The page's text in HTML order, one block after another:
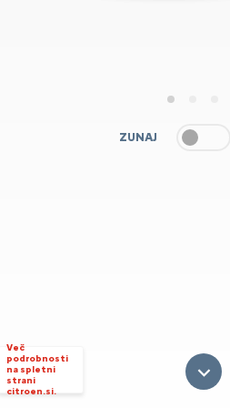
ZUNAJ
Več
podrobnosti
na spletni
strani
citroen.si.